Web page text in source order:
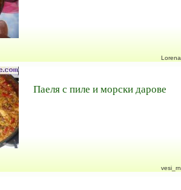
Lorena
Паеля с пиле и морски дарове
vesi_rn